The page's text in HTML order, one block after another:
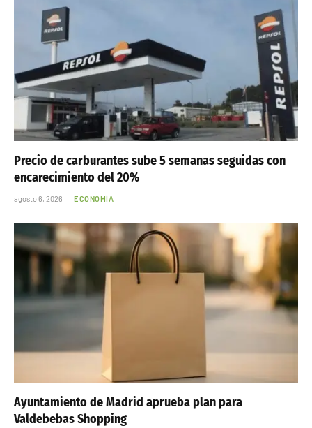
Precio de carburantes sube 5 semanas seguidas con
encarecimiento del 20%
agosto 6, 2026 ECONOMÍA
Ayuntamiento de Madrid aprueba plan para
Valdebebas Shopping